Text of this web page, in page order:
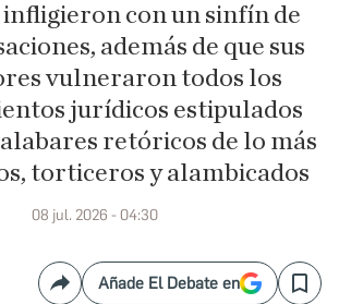
infligieron con un sinfín de
además de que sus
vulneraron todos los
jurídicos estipulados
retóricos de lo más
torticeros y alambicados
08 jul. 2026 - 04:30
CompartirAñade El Debate en Save